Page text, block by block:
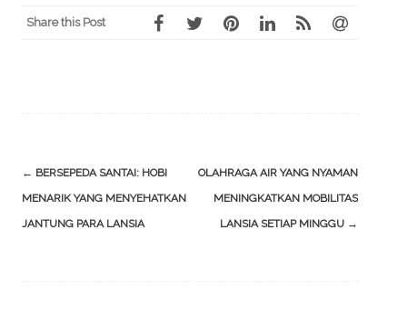
Share this Post
Post
navigation
← BERSEPEDA SANTAI: HOBI
MENARIK YANG MENYEHATKAN
JANTUNG PARA LANSIA
OLAHRAGA AIR YANG NYAMAN
MENINGKATKAN MOBILITAS
LANSIA SETIAP MINGGU →